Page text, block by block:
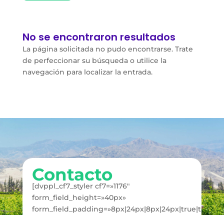
No se encontraron resultados
La página solicitada no pudo encontrarse. Trate
de perfeccionar su búsqueda o utilice la
navegación para localizar la entrada.
Contacto
[dvppl_cf7_styler cf7=»1176″
form_field_height=»40px»
form_field_padding=»8px|24px|8px|24px|true|true»